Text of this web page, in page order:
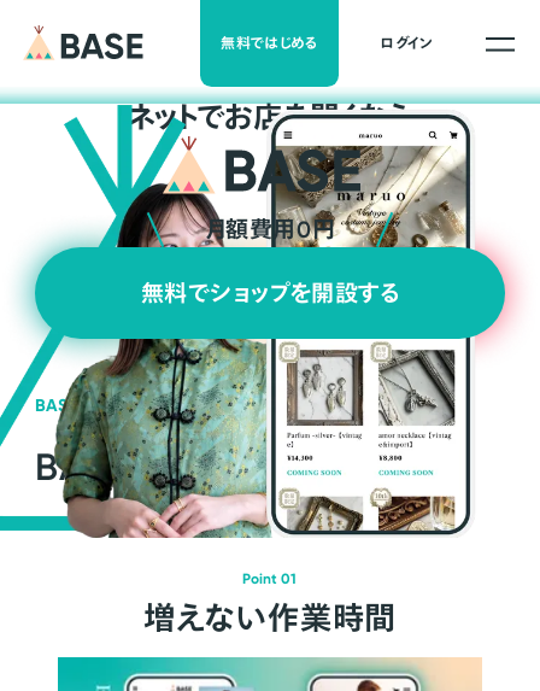
無料ではじめる ログイン
ネットでお店を開くなら
月額費用0円
無料でショップを開設する
BASEの強み
BASEが強い3つの理由
Point 01
増えない作業時間